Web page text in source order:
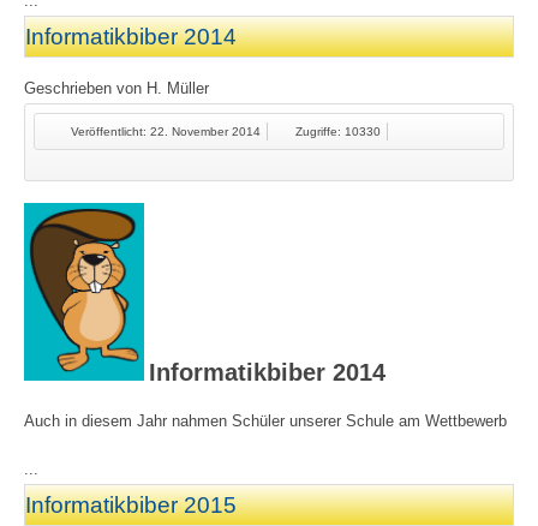
Informatikbiber 2014
Geschrieben von H. Müller
Veröffentlicht: 22. November 2014 Zugriffe: 10330
Informatikbiber 2014
Auch in diesem Jahr nahmen Schüler unserer Schule am Wettbewerb
...
Informatikbiber 2015